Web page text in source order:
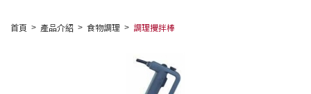
首頁 產品介紹 食物調理 調理攪拌棒
匯款通知